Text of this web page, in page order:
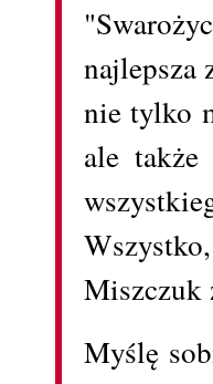
najlepsza
nie tylko
ale
Miszczuk
Myślę